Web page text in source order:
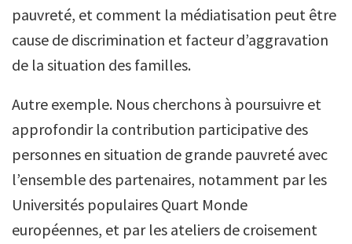
pauvreté, et comment la médiatisation peut être
cause de discrimination et facteur d’aggravation
de la situation des familles.
Autre exemple. Nous cherchons à poursuivre et
approfondir la contribution participative des
personnes en situation de grande pauvreté avec
l’ensemble des partenaires, notamment par les
Universités populaires Quart Monde
européennes, et par les ateliers de croisement